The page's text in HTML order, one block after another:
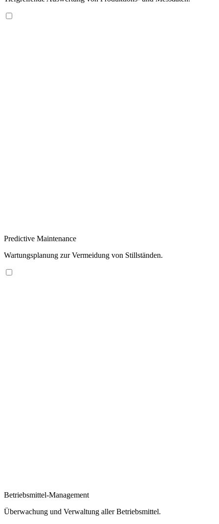
Predictive Maintenance
Wartungsplanung zur Vermeidung von Stillständen.
Betriebsmittel-Management
Überwachung und Verwaltung aller Betriebsmittel.